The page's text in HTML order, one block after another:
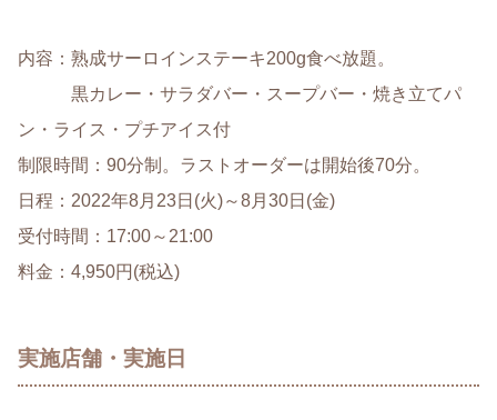
内容：熟成サーロインステーキ200g食べ放題。
黒カレー・サラダバー・スープバー・焼き立てパ
ン・ライス・プチアイス付
制限時間：90分制。ラストオーダーは開始後70分。
日程：2022年8月23日(火)～8月30日(金)
受付時間：17:00～21:00
料金：4,950円(税込)
実施店舗・実施日